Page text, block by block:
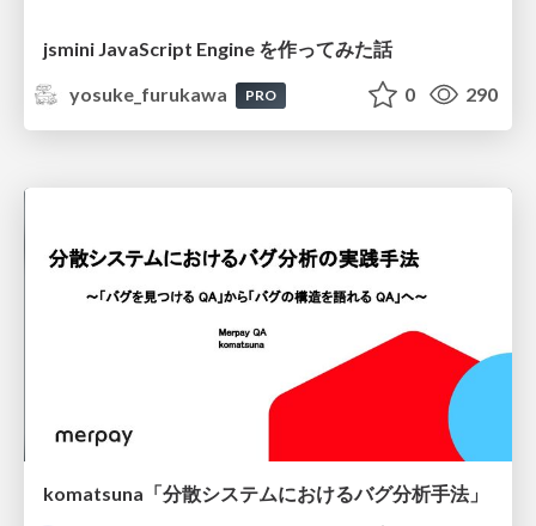
jsmini JavaScript Engine を作ってみた話
yosuke_furukawa
PRO 0 290
komatsuna「分散システムにおけるバグ分析手法」